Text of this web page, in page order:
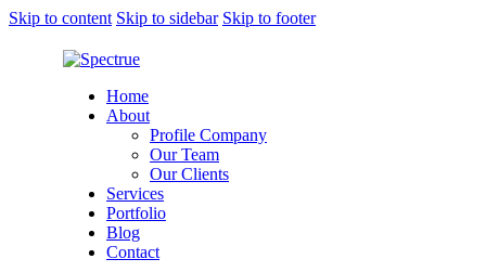
Skip to content Skip to sidebar Skip to footer
Home
About
Profile Company
Our Team
Our Clients
Services
Portfolio
Blog
Contact